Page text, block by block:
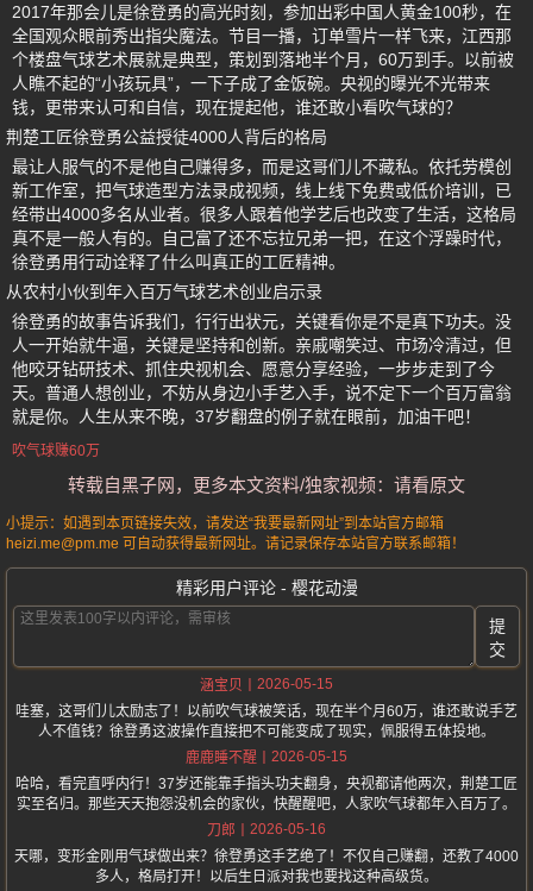
2017年那会儿是徐登勇的高光时刻，参加出彩中国人黄金100秒，在
全国观众眼前秀出指尖魔法。节目一播，订单雪片一样飞来，江西那
个楼盘气球艺术展就是典型，策划到落地半个月，60万到手。以前被
人瞧不起的“小孩玩具”，一下子成了金饭碗。央视的曝光不光带来
钱，更带来认可和自信，现在提起他，谁还敢小看吹气球的？
荆楚工匠徐登勇公益授徒4000人背后的格局
最让人服气的不是他自己赚得多，而是这哥们儿不藏私。依托劳模创
新工作室，把气球造型方法录成视频，线上线下免费或低价培训，已
经带出4000多名从业者。很多人跟着他学艺后也改变了生活，这格局
真不是一般人有的。自己富了还不忘拉兄弟一把，在这个浮躁时代，
徐登勇用行动诠释了什么叫真正的工匠精神。
从农村小伙到年入百万气球艺术创业启示录
徐登勇的故事告诉我们，行行出状元，关键看你是不是真下功夫。没
人一开始就牛逼，关键是坚持和创新。亲戚嘲笑过、市场冷清过，但
他咬牙钻研技术、抓住央视机会、愿意分享经验，一步步走到了今
天。普通人想创业，不妨从身边小手艺入手，说不定下一个百万富翁
就是你。人生从来不晚，37岁翻盘的例子就在眼前，加油干吧！
吹气球赚60万
转载自黑子网，更多本文资料/独家视频：请看原文
小提示：如遇到本页链接失效，请发送“我要最新网址”到本站官方邮箱
heizi.me@pm.me 可自动获得最新网址。请记录保存本站官方联系邮箱！
精彩用户评论 - 樱花动漫
提
交
涵宝贝
2026-05-15
哇塞，这哥们儿太励志了！以前吹气球被笑话，现在半个月60万，谁还敢说手艺
人不值钱？徐登勇这波操作直接把不可能变成了现实，佩服得五体投地。
鹿鹿睡不醒
2026-05-15
哈哈，看完直呼内行！37岁还能靠手指头功夫翻身，央视都请他两次，荆楚工匠
实至名归。那些天天抱怨没机会的家伙，快醒醒吧，人家吹气球都年入百万了。
刀郎
2026-05-16
天哪，变形金刚用气球做出来？徐登勇这手艺绝了！不仅自己赚翻，还教了4000
多人，格局打开！以后生日派对我也要找这种高级货。